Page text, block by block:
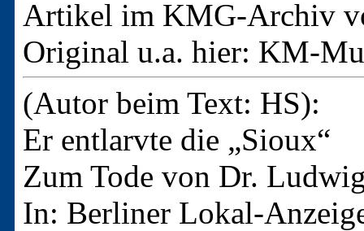
Artikel im KMG-Archiv
Original u.a. hier: KM-
(Autor beim Text: HS):
Er entlarvte die „Sioux“
Zum Tode von Dr.
In: Berliner Lokal-